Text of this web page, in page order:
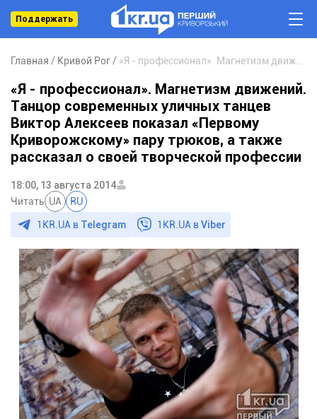
Поддержать
Главная Кривой Рог
«Я - профессионал». Магнетизм движений.
Танцор современных уличных танцев
Виктор Алексеев показал «Первому
Криворожскому» пару трюков, а также
рассказал о своей творческой профессии
18:00, 13 августа 2014
Читать UA RU
1KR.UA в Telegram 1KR.UA вViber